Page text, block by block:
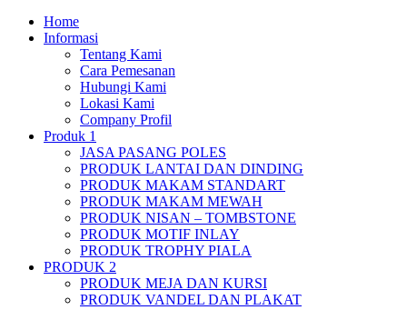
Home
Informasi
Tentang Kami
Cara Pemesanan
Hubungi Kami
Lokasi Kami
Company Profil
Produk 1
JASA PASANG POLES
PRODUK LANTAI DAN DINDING
PRODUK MAKAM STANDART
PRODUK MAKAM MEWAH
PRODUK NISAN – TOMBSTONE
PRODUK MOTIF INLAY
PRODUK TROPHY PIALA
PRODUK 2
PRODUK MEJA DAN KURSI
PRODUK VANDEL DAN PLAKAT